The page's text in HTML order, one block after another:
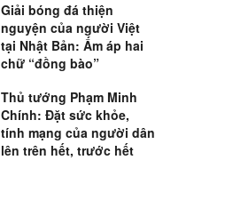
Giải bóng đá thiện
nguyện của người Việt
tại Nhật Bản: Ấm áp hai
chữ “đồng bào”
Thủ tướng Phạm Minh
Chính: Đặt sức khỏe,
tính mạng của người dân
lên trên hết, trước hết